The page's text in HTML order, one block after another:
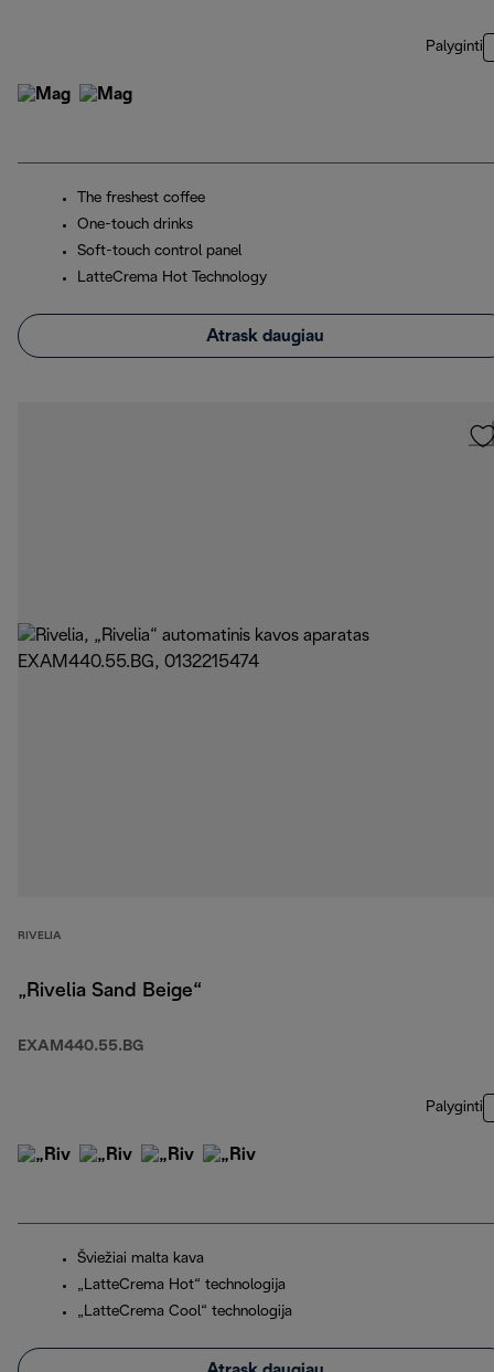
Palyginti
The freshest coffee
One-touch drinks
Soft-touch control panel
LatteCrema Hot Technology
Atrask daugiau
RIVELIA
„Rivelia Sand Beige“
EXAM440.55.BG
Palyginti
Šviežiai malta kava
„LatteCrema Hot“ technologija
„LatteCrema Cool“ technologija